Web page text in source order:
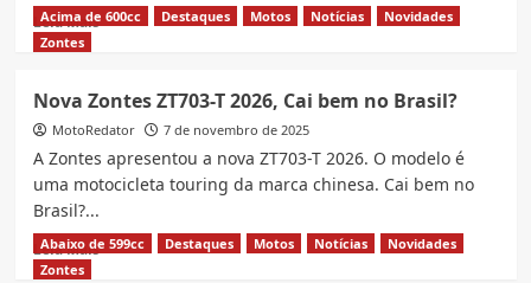
mais
Leia MaisRead
Suzuki,
Zontes
e
até
da
Hisun!
Acima de 600cc Destaques Motos Notícias
Novidades
Zontes
Nova Zontes ZT703-T 2026, Cai bem no Brasil?
MotoRedator 7 de novembro de 2025
A Zontes apresentou a nova ZT703-T 2026. O modelo é
uma motocicleta touring da marca chinesa. Cai bem no
Brasil?...
Leia MaisRead
Abaixo de 599cc Destaques Motos Notícias
Novidades
Zontes